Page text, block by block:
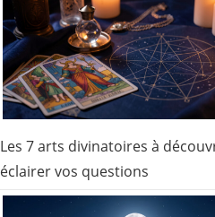
Les 7 arts divinatoires à
éclairer vos questions